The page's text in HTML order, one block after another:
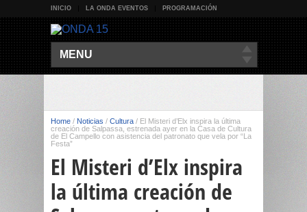
INICIO LA ONDA EVENTOS PROGRAMACIÓN
MENU
Home / Noticias / Cultura / El Misteri d’Elx inspira la última
creación de Salpassa, estrenada ayer en la Casa de Cultura
de El Campello con asistencia del patronato que vela por “La
Festa”
El Misteri d’Elx inspira
la última creación de